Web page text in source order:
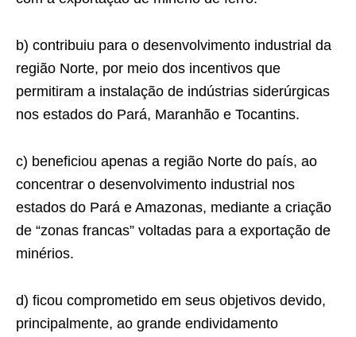
b) contribuiu para o desenvolvimento industrial da
região Norte, por meio dos incentivos que
permitiram a instalação de indústrias siderúrgicas
nos estados do Pará, Maranhão e Tocantins.
c) beneficiou apenas a região Norte do país, ao
concentrar o desenvolvimento industrial nos
estados do Pará e Amazonas, mediante a criação
de “zonas francas” voltadas para a exportação de
minérios.
d) ficou comprometido em seus objetivos devido,
principalmente, ao grande endividamento